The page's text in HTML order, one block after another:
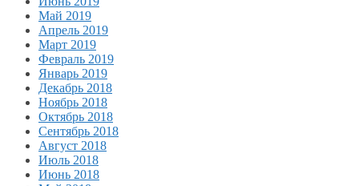
Май 2019
Апрель 2019
Март 2019
Февраль 2019
Январь 2019
Декабрь 2018
Ноябрь 2018
Октябрь 2018
Сентябрь 2018
Август 2018
Июль 2018
Июнь 2018